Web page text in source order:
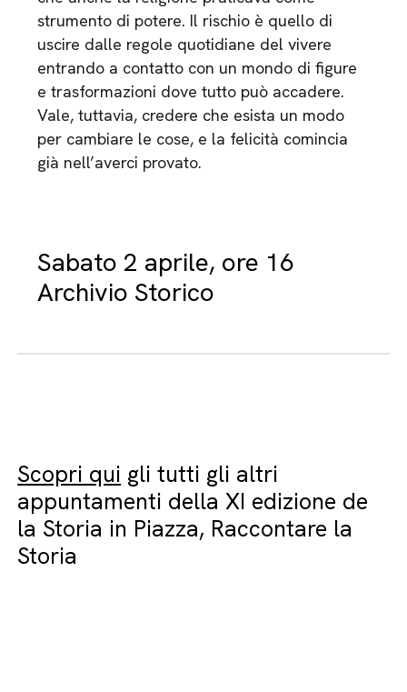
strumento di potere. Il rischio è quello di
uscire dalle regole quotidiane del vivere
entrando a contatto con un mondo di figure
e trasformazioni dove tutto può accadere.
Vale, tuttavia, credere che esista un modo
per cambiare le cose, e la felicità comincia
già nell’averci provato.
Sabato 2 aprile, ore 16
Archivio Storico
Scopri qui gli tutti gli altri
appuntamenti della XI edizione de
la Storia in Piazza, Raccontare la
Storia